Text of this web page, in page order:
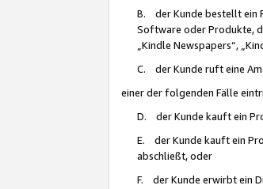
B. der Kunde bestellt ein
Software oder Produkte,
„Kindle Newspapers“,
C. der Kunde ruft eine
einer der folgenden Fälle
D. der Kunde kauft ein
E. der Kunde kauft ein
abschließt, oder
F. der Kunde erwirbt ein